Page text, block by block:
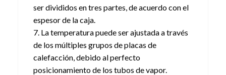
ser divididos en tres partes, de acuerdo con el
espesor de la caja.
7. La temperatura puede ser ajustada a través
de los múltiples grupos de placas de
calefacción, debido al perfecto
posicionamiento de los tubos de vapor.